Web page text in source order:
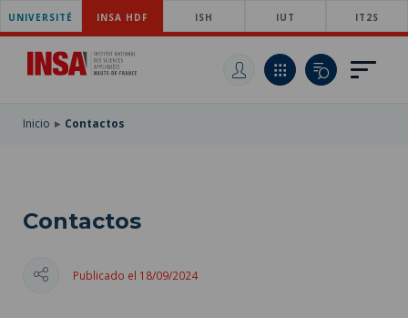
SKIP
TO
MAIN
NAVIGATION
PASAR
CONTENIDO
SKIP
UNIVERSITÉ INSA HDF ISH IUT IT2S
Inicio Contactos
Contactos
Publicado el 18/09/2024